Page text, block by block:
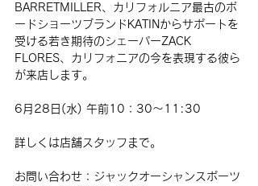
BARRETMILLER、カリフォルニア最古のボ
ードショーツブランドKATINからサポートを
受ける若き期待のシェーパーZACK
FLORES、カリフォニアの今を表現する彼ら
が来店します。
6月28日(水) 午前10：30〜11:30
詳しくは店舗スタッフまで。
お問い合わせ：ジャックオーシャンスポーツ